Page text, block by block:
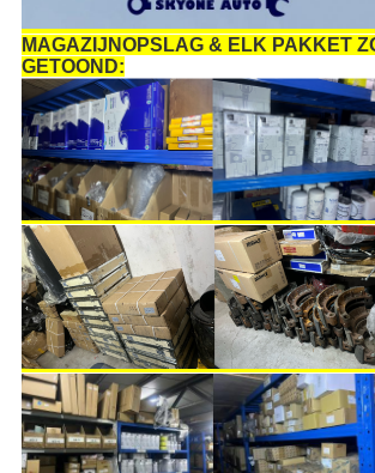
MAGAZIJNOPSLAG & ELK PAKKET
GETOOND: